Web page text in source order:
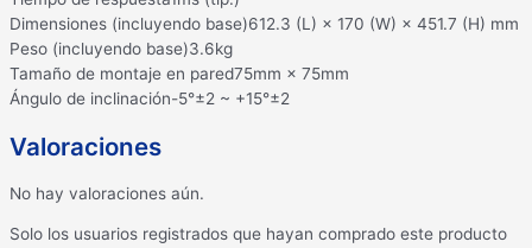
Dimensiones (incluyendo base)612.3 (L) × 170 (W) × 451.7 (H) mm
Peso (incluyendo base)3.6kg
Tamaño de montaje en pared75mm × 75mm
Ángulo de inclinación-5°±2 ~ +15°±2
Valoraciones
No hay valoraciones aún.
Solo los usuarios registrados que hayan comprado este producto